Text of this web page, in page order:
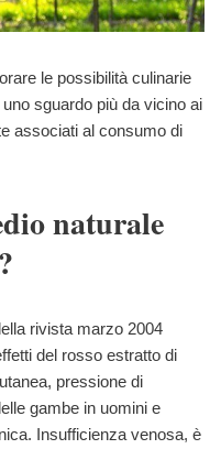
le possibilità culinarie
sguardo più da vicino ai
associati al consumo di
naturale
rivista marzo 2004
del rosso estratto di
pressione di
gambe in uomini e
Insufficienza venosa, è